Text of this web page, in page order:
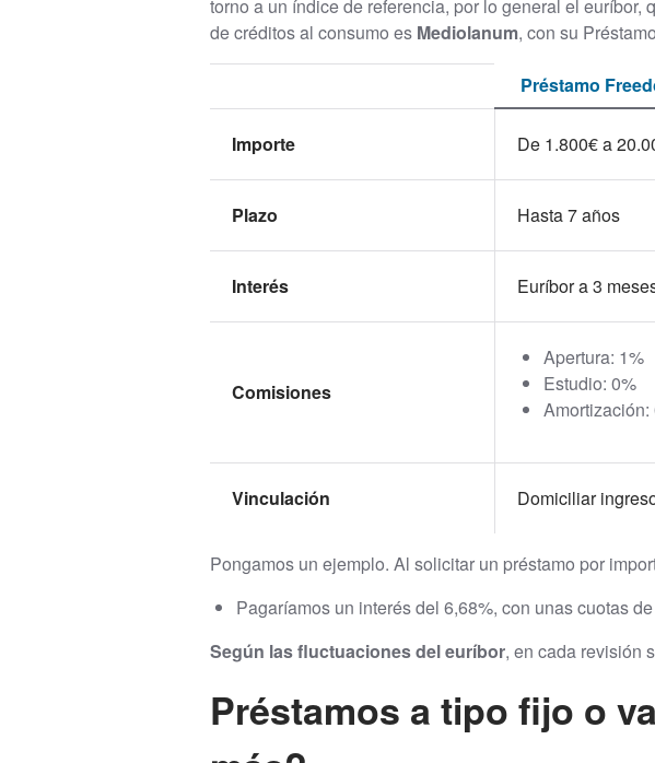
torno a un índice de referencia, por lo general el
de créditos al consumo es Mediolanum, con su
Préstamo
Importe De 1.800€ a
Plazo Hasta 7 años
Interés Euríbor a 3
Comisiones
Apertura: 1%
Estudio: 0%
Amortización:
Vinculación Domiciliar
Pongamos un ejemplo. Al solicitar un préstamo por
Pagaríamos un interés del 6,68%, con unas cuotas
Según las fluctuaciones del euríbor, en cada revisión
Préstamos a tipo fijo o